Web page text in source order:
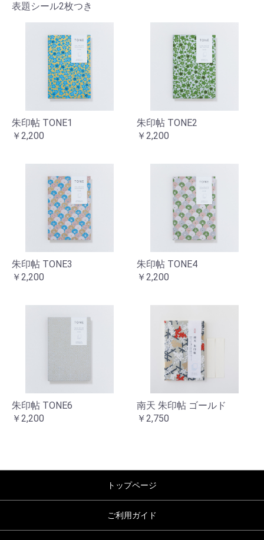
表題シール2枚つき
朱印帖 TONE1
￥2,200
朱印帖 TONE2
￥2,200
朱印帖 TONE3
￥2,200
朱印帖 TONE4
￥2,200
朱印帖 TONE6
￥2,200
南天 朱印帖 ゴールド
￥2,750
トップページ
ご利用ガイド